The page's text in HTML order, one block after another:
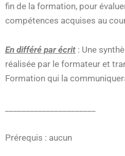
fin de la formation, pour
compétences acquises au
En différé par écrit : Une
réalisée par le formateur et
Formation qui la
Prérequis : aucun